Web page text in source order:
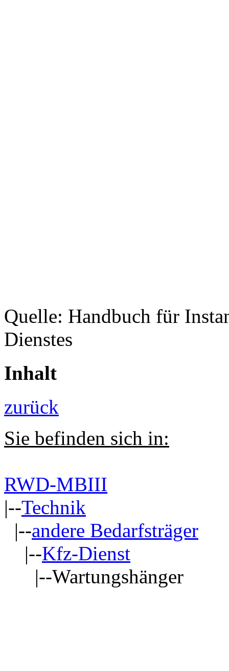
Quelle: Handbuch für
Dienstes
Inhalt
zurück
Sie befinden sich in:
RWD-MBIII
|--Technik
|--andere Bedarfsträger
|--Kfz-Dienst
|--Wartungshänger